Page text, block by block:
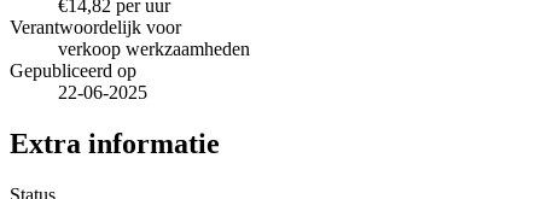
€14,82 per uur
Verantwoordelijk voor
verkoop werkzaamheden
Gepubliceerd op
22-06-2025
Extra informatie